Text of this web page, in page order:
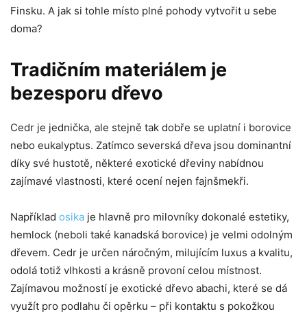
Finsku. A jak si tohle místo plné pohody vytvořit u sebe
doma?
Tradičním materiálem je
bezesporu dřevo
Cedr je jednička, ale stejně tak dobře se uplatní i borovice
nebo eukalyptus. Zatímco severská dřeva jsou dominantní
díky své hustotě, některé exotické dřeviny nabídnou
zajímavé vlastnosti, které ocení nejen fajnšmekři.
Například osika je hlavně pro milovníky dokonalé estetiky,
hemlock (neboli také kanadská borovice) je velmi odolným
dřevem. Cedr je určen náročným, milujícím luxus a kvalitu,
odolá totiž vlhkosti a krásně provoní celou místnost.
Zajímavou možností je exotické dřevo abachi, které se dá
využít pro podlahu či opěrku – při kontaktu s pokožkou